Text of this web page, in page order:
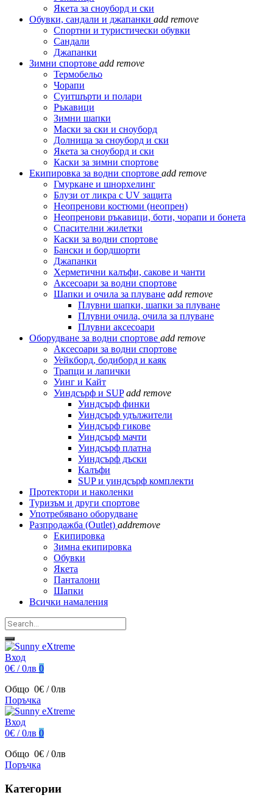
Якета за сноуборд и ски
Обувки, сандали и джапанки add remove
Спортни и туристически обувки
Сандали
Джапанки
Зимни спортове add remove
Термобельо
Чорапи
Суитшърти и полари
Ръкавици
Зимни шапки
Маски за ски и сноуборд
Долнища за сноуборд и ски
Якета за сноуборд и ски
Каски за зимни спортове
Екипировка за водни спортове add remove
Гмуркане и шнорхелинг
Блузи от ликра с UV защита
Неопренови костюми (неопрен)
Неопренови ръкавици, боти, чорапи и бонета
Спасителни жилетки
Каски за водни спортове
Бански и бордшорти
Джапанки
Херметични калъфи, сакове и чанти
Аксесоари за водни спортове
Шапки и очила за плуване add remove
Плувни шапки, шапки за плуване
Плувни очила, очила за плуване
Плувни аксесоари
Оборудване за водни спортове add remove
Аксесоари за водни спортове
Уейкборд, бодиборд и каяк
Трапци и лапички
Уинг и Кайт
Уиндсърф и SUP add remove
Уиндсърф финки
Уиндсърф удължители
Уиндсърф гикове
Уиндсърф мачти
Уиндсърф платна
Уиндсърф дъски
Калъфи
SUP и уиндсърф комплекти
Протектори и наколенки
Туризъм и други спортове
Употребявано оборудване
Разпродажба (Outlet) addremove
Екипировка
Зимна екипировка
Обувки
Якета
Панталони
Шапки
Всички намаления
Вход
0€ / 0лв 0
Общо 0€ / 0лв
Поръчка
Вход
0€ / 0лв 0
Общо 0€ / 0лв
Поръчка
Категории